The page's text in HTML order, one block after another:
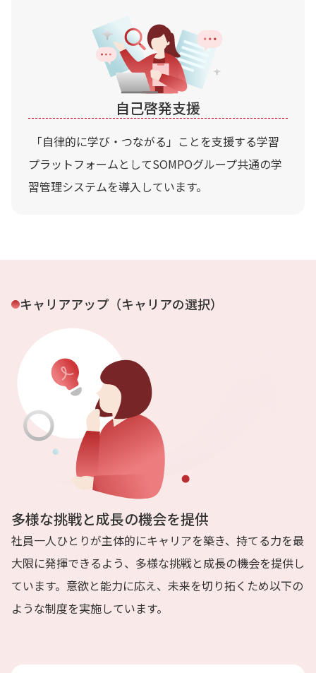
自己啓発支援
「自律的に学び・つながる」ことを支援する学習
プラットフォームとしてSOMPOグループ共通の学
習管理システムを導入しています。
キャリアアップ （キャリアの選択）
多様な挑戦と成長の機会を提供
社員一人ひとりが主体的にキャリアを築き、持てる力を最
大限に発揮できるよう、多様な挑戦と成長の機会を提供し
ています。意欲と能力に応え、未来を切り拓くため以下の
ような制度を実施しています。